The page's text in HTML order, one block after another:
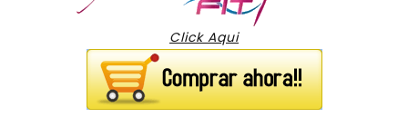
Click Aqui